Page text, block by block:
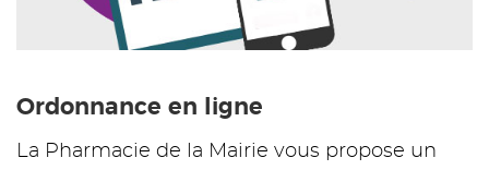
Ordonnance en ligne
La Pharmacie de la Mairie vous propose un